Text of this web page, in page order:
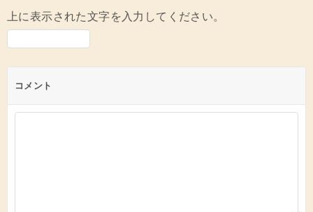
上に表示された文字を入力してください。
コメント